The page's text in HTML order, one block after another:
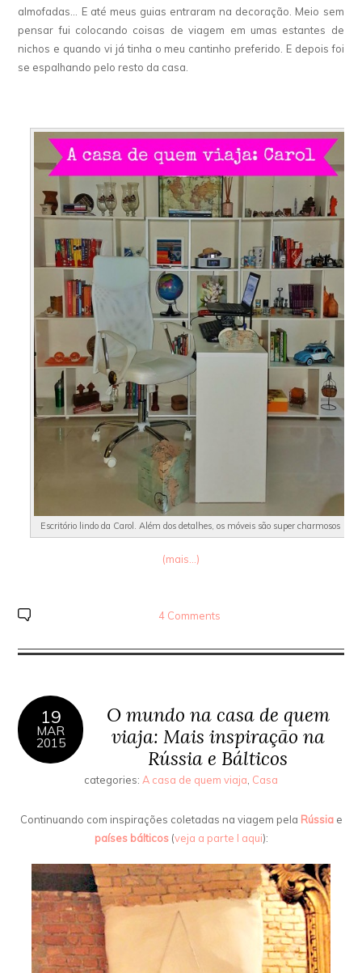
almofadas… E até meus guias entraram na decoração. Meio sem
pensar fui colocando coisas de viagem em umas estantes de
nichos e quando vi já tinha o meu cantinho preferido. E depois foi
se espalhando pelo resto da casa.
Escritório lindo da Carol. Além dos detalhes, os móveis são super charmosos
(mais…)
4 Comments
19
MAR
2015
O mundo na casa de quem
viaja: Mais inspiração na
Rússia e Bálticos
categories: A casa de quem viaja Casa
Continuando com inspirações coletadas na viagem pela Rússia e
países bálticos (veja a parte I aqui):